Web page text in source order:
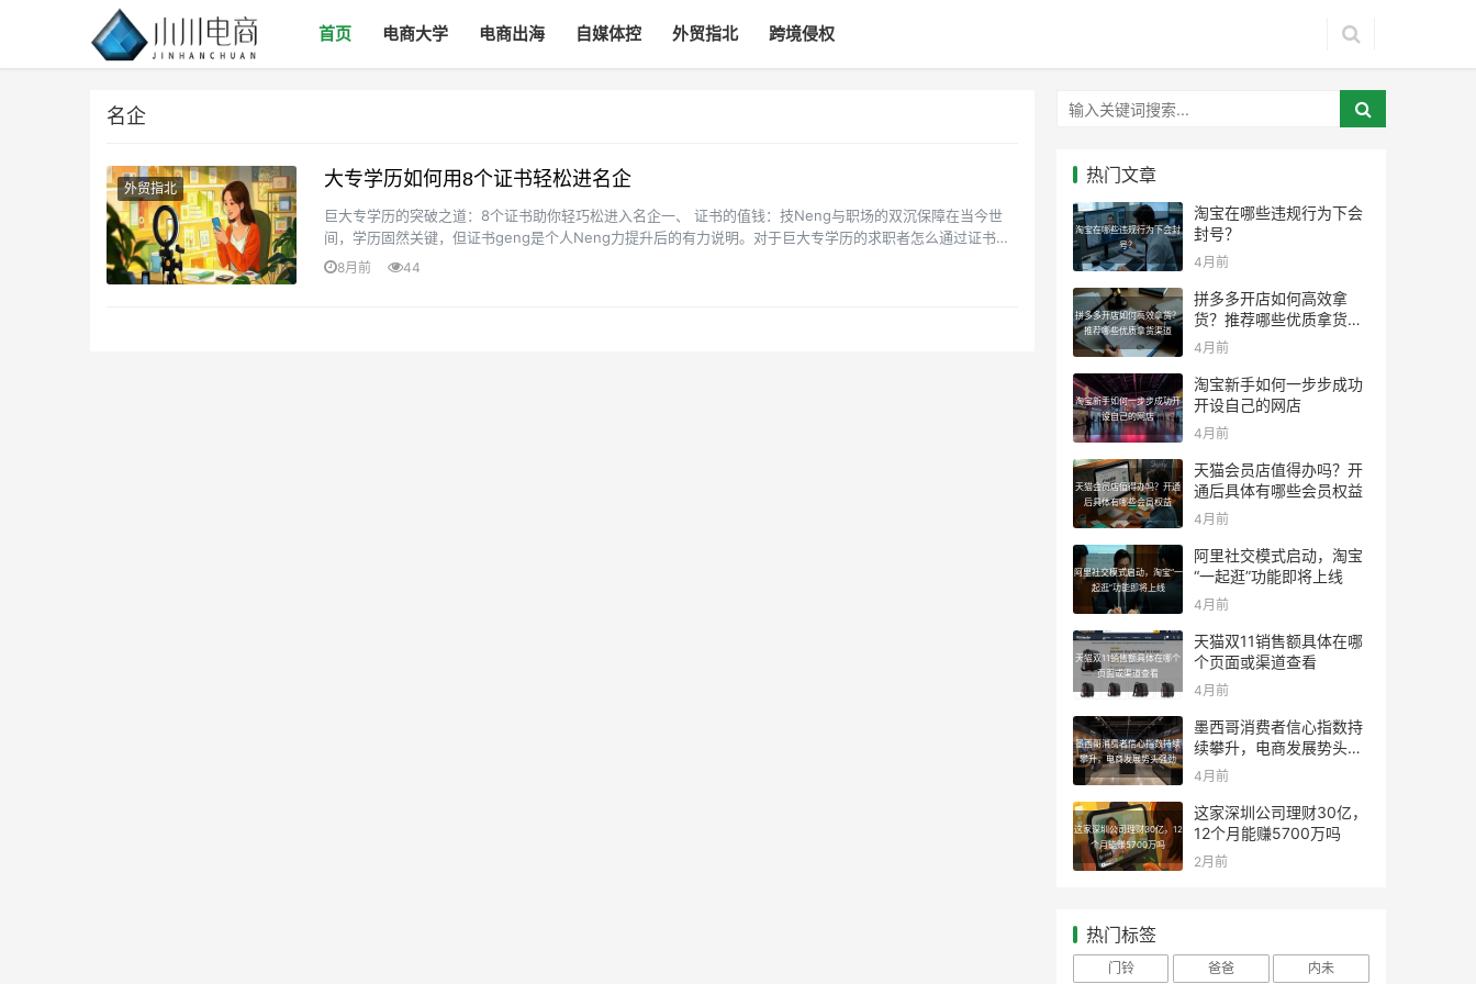
首页 电商大学 电商出海 自媒体控 外贸指北 跨境侵权
名企
外贸指北 大专学历如何用8个证书轻松进名企
巨大专学历的突破之道：8个证书助你轻巧松进入名企一、 证书的值钱：技Neng与职场的双沉保障在当今世
间，学历固然关键，但证书geng是个人Neng力提升后的有力说明。对于巨大专学历的求职者怎么通过证书提
升自己的比力，成为进入名企的关键。证书···
8月前 44
热门文章
淘宝在哪些违规行为下会封
号？
淘宝在哪些违规行为下会
封号？
4月前
拼多多开店如何高效拿货？
推荐哪些优质拿货渠道
拼多多开店如何高效拿
货？推荐哪些优质拿货渠
道
4月前
淘宝新手如何一步步成功开
设自己的网店
淘宝新手如何一步步成功
开设自己的网店
4月前
天猫会员店值得办吗？开通
后具体有哪些会员权益
天猫会员店值得办吗？开
通后具体有哪些会员权益
4月前
阿里社交模式启动，淘宝“一
起逛”功能即将上线
阿里社交模式启动，淘宝
“一起逛”功能即将上线
4月前
天猫双11销售额具体在哪个
页面或渠道查看
天猫双11销售额具体在哪
个页面或渠道查看
4月前
墨西哥消费者信心指数持续
攀升，电商发展势头强劲
墨西哥消费者信心指数持
续攀升，电商发展势头强
劲
4月前
这家深圳公司理财30亿，12
个月能赚5700万吗
这家深圳公司理财30亿，
12个月能赚5700万吗
2月前
热门标签
门铃 爸爸 内未